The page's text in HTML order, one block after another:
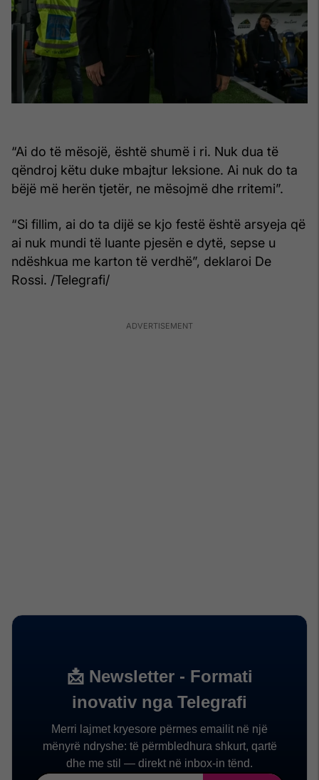
“Ai do të mësojë, është shumë i ri. Nuk dua të
qëndroj këtu duke mbajtur leksione. Ai nuk do ta
bëjë më herën tjetër, ne mësojmë dhe rritemi”.
“Si fillim, ai do ta dijë se kjo festë është arsyeja që
ai nuk mundi të luante pjesën e dytë, sepse u
ndëshkua me karton të verdhë”, deklaroi De
Rossi. /Telegrafi/